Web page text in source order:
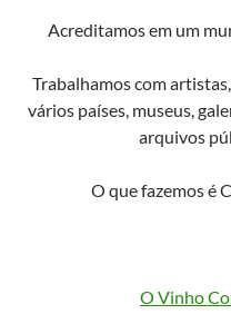
Acreditamos em um
Trabalhamos com
vários países, museus,
arquivos
O que fazemos é
O Vinho